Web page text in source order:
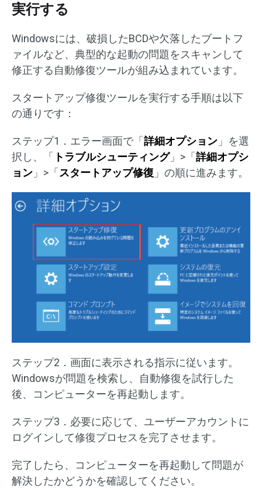
実行する
Windowsには、破損したBCDや欠落したブートフ
ァイルなど、典型的な起動の問題をスキャンして
修正する自動修復ツールが組み込まれています。
スタートアップ修復ツールを実行する手順は以下
の通りです：
ステップ1．エラー画面で「 詳細オプション 」を選
択し、「 トラブルシューティング」>「 詳細オプシ
ョン 」>「 スタートアップ修復 」の順に進みます。
ステップ2．画面に表示される指示に従います。
Windowsが問題を検索し、自動修復を試行した
後、コンピューターを再起動します。
ステップ3．必要に応じて、ユーザーアカウントに
ログインして修復プロセスを完了させます。
完了したら、コンピューターを再起動して問題が
解決したかどうかを確認してください。